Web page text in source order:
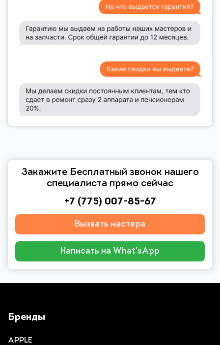
Закажите Бесплатный звонок нашего
специалиста прямо сейчас
+7 (775) 007-85-67
Вызвать мастера
Написать на What'sApp
Бренды
APPLE